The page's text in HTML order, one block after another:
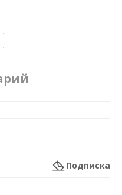
Подписка